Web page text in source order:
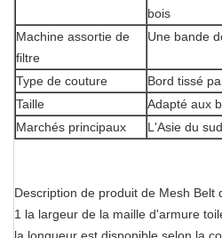
bois
Machine assortie de
filtre
Une bande
Type de couture
Bord tissé
Taille
Adapté aux
Marchés principaux
L'Asie du
Description de produit de Mesh
1 la largeur de la maille d'armure